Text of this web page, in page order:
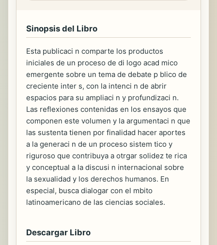
Sinopsis del Libro
Esta publicaci n comparte los productos
iniciales de un proceso de di logo acad mico
emergente sobre un tema de debate p blico de
creciente inter s, con la intenci n de abrir
espacios para su ampliaci n y profundizaci n.
Las reflexiones contenidas en los ensayos que
componen este volumen y la argumentaci n que
las sustenta tienen por finalidad hacer aportes
a la generaci n de un proceso sistem tico y
riguroso que contribuya a otrgar solidez te rica
y conceptual a la discusi n internacional sobre
la sexualidad y los derechos humanos. En
especial, busca dialogar con el mbito
latinoamericano de las ciencias sociales.
Descargar Libro